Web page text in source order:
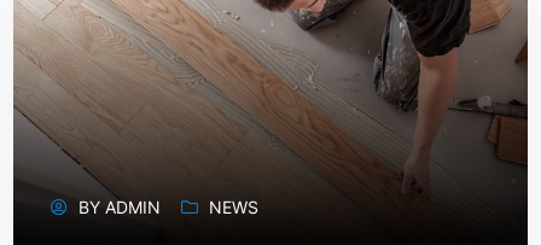
BYADMIN NEWS